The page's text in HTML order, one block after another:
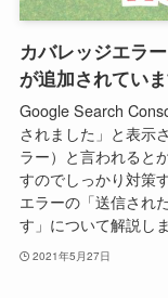
カバレッジエラ
が追加されてい
Google Search
されました」と表示
ラー）と言われると
すのでしっかり対策
エラーの「送信され
す」について解説しま
2021年5月27日